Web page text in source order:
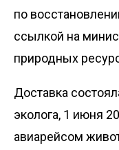
по
ссылкой на
природных
Доставка
эколога, 1 июня
авиарейсом